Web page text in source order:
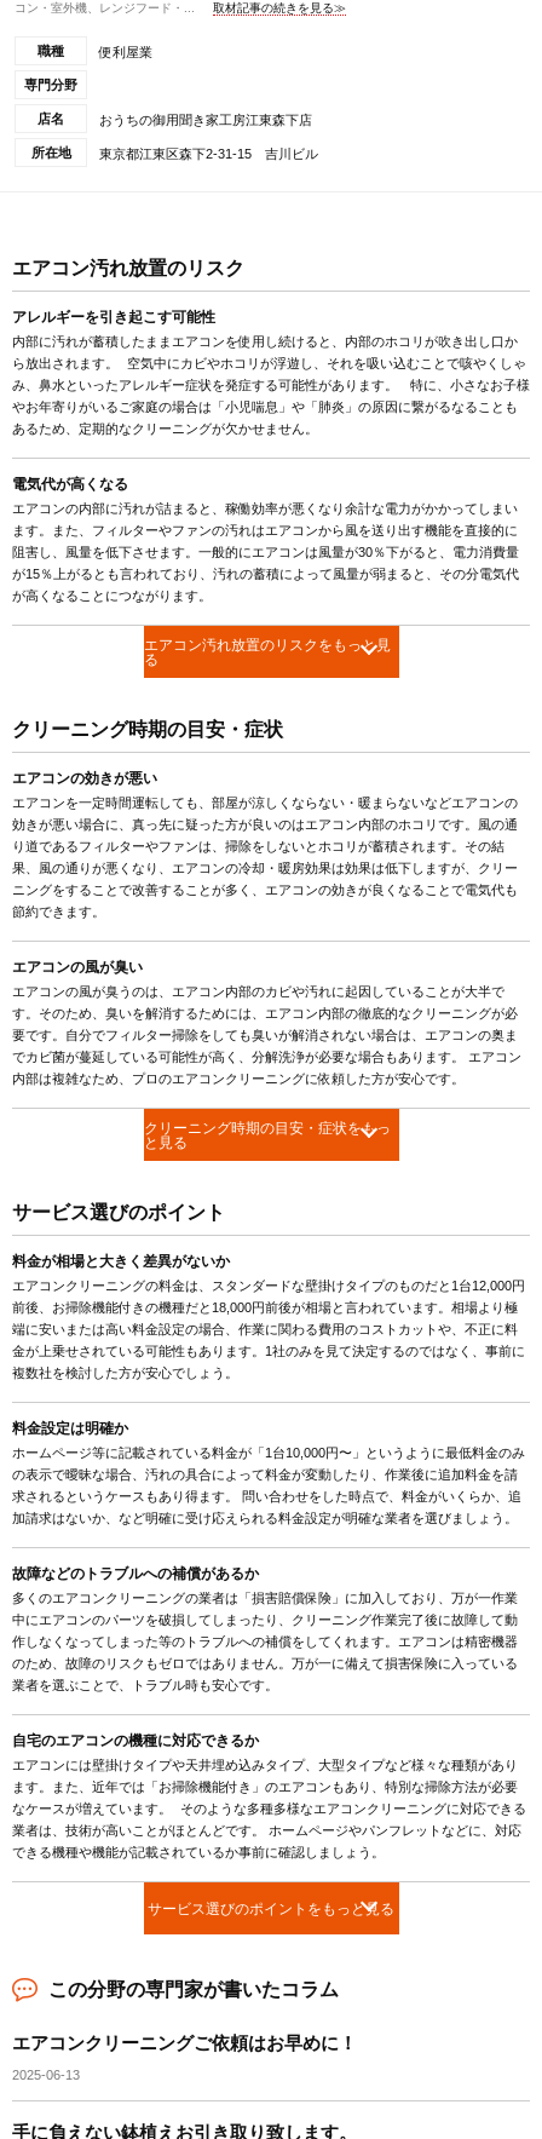
コン・室外機、レンジフード・...
取材記事の続きを見る≫
職種 便利屋業
専門分野
店名 おうちの御用聞き家工房江東森下店
所在地 東京都江東区森下2-31-15 吉川ビル
エアコン汚れ放置のリスク
アレルギーを引き起こす可能性
内部に汚れが蓄積したままエアコンを使用し続けると、内部のホコリが吹き出し口か
ら放出されます。 空気中にカビやホコリが浮遊し、それを吸い込むことで咳やくしゃ
み、鼻水といったアレルギー症状を発症する可能性があります。 特に、小さなお子様
やお年寄りがいるご家庭の場合は「小児喘息」や「肺炎」の原因に繋がるなることも
あるため、定期的なクリーニングが欠かせません。
電気代が高くなる
エアコンの内部に汚れが詰まると、稼働効率が悪くなり余計な電力がかかってしまい
ます。また、フィルターやファンの汚れはエアコンから風を送り出す機能を直接的に
阻害し、風量を低下させます。一般的にエアコンは風量が30％下がると、電力消費量
が15％上がるとも言われており、汚れの蓄積によって風量が弱まると、その分電気代
が高くなることにつながります。
エアコン汚れ放置のリスクをもっと見
る
クリーニング時期の目安・症状
エアコンの効きが悪い
エアコンを一定時間運転しても、部屋が涼しくならない・暖まらないなどエアコンの
効きが悪い場合に、真っ先に疑った方が良いのはエアコン内部のホコリです。風の通
り道であるフィルターやファンは、掃除をしないとホコリが蓄積されます。その結
果、風の通りが悪くなり、エアコンの冷却・暖房効果は効果は低下しますが、クリー
ニングをすることで改善することが多く、エアコンの効きが良くなることで電気代も
節約できます。
エアコンの風が臭い
エアコンの風が臭うのは、エアコン内部のカビや汚れに起因していることが大半で
す。そのため、臭いを解消するためには、エアコン内部の徹底的なクリーニングが必
要です。自分でフィルター掃除をしても臭いが解消されない場合は、エアコンの奥ま
でカビ菌が蔓延している可能性が高く、分解洗浄が必要な場合もあります。 エアコン
内部は複雑なため、プロのエアコンクリーニングに依頼した方が安心です。
クリーニング時期の目安・症状をもっ
と見る
サービス選びのポイント
料金が相場と大きく差異がないか
エアコンクリーニングの料金は、スタンダードな壁掛けタイプのものだと1台12,000円
前後、お掃除機能付きの機種だと18,000円前後が相場と言われています。相場より極
端に安いまたは高い料金設定の場合、作業に関わる費用のコストカットや、不正に料
金が上乗せされている可能性もあります。1社のみを見て決定するのではなく、事前に
複数社を検討した方が安心でしょう。
料金設定は明確か
ホームページ等に記載されている料金が「1台10,000円〜」というように最低料金のみ
の表示で曖昧な場合、汚れの具合によって料金が変動したり、作業後に追加料金を請
求されるというケースもあり得ます。 問い合わせをした時点で、料金がいくらか、追
加請求はないか、など明確に受け応えられる料金設定が明確な業者を選びましょう。
故障などのトラブルへの補償があるか
多くのエアコンクリーニングの業者は「損害賠償保険」に加入しており、万が一作業
中にエアコンのパーツを破損してしまったり、クリーニング作業完了後に故障して動
作しなくなってしまった等のトラブルへの補償をしてくれます。エアコンは精密機器
のため、故障のリスクもゼロではありません。万が一に備えて損害保険に入っている
業者を選ぶことで、トラブル時も安心です。
自宅のエアコンの機種に対応できるか
エアコンには壁掛けタイプや天井埋め込みタイプ、大型タイプなど様々な種類があり
ます。また、近年では「お掃除機能付き」のエアコンもあり、特別な掃除方法が必要
なケースが増えています。 そのような多種多様なエアコンクリーニングに対応できる
業者は、技術が高いことがほとんどです。 ホームページやパンフレットなどに、対応
できる機種や機能が記載されているか事前に確認しましょう。
サービス選びのポイントをもっと見る
この分野の専門家が書いたコラム
エアコンクリーニングご依頼はお早めに！
2025-06-13
手に負えない鉢植えお引き取り致します。